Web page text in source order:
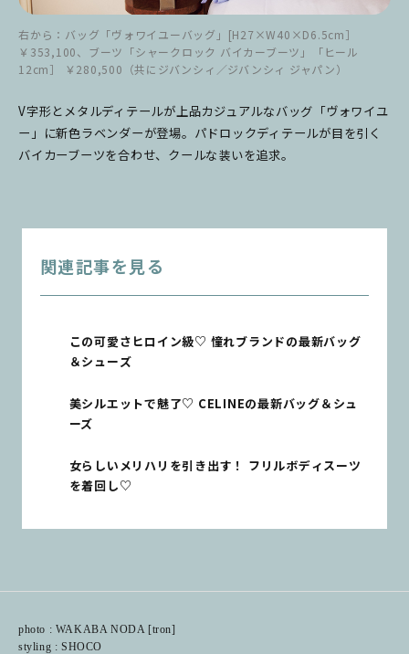
右から：バッグ「ヴォワイユーバッグ」[H27×W40×D6.5cm］
￥353,100、ブーツ「シャークロック バイカーブーツ」「ヒール
12cm］ ￥280,500（共にジバンシィ／ジバンシィ ジャパン）
V字形とメタルディテールが上品カジュアルなバッグ「ヴォワイユ
ー」に新色ラベンダーが登場。パドロックディテールが目を引く
バイカーブーツを合わせ、クールな装いを追求。
関連記事を見る
この可愛さヒロイン級♡ 憧れブランドの最新バッグ
＆シューズ
美シルエットで魅了♡ CELINEの最新バッグ＆シュ
ーズ
女らしいメリハリを引き出す！ フリルボディスーツ
を着回し♡
photo : WAKABA NODA [tron]
styling : SHOCO